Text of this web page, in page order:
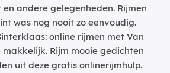
en andere gelegenheden. Rijmen
was nog nooit zo eenvoudig.
online rijmen met Van
Rijm mooie gedichten
uit deze gratis onlinerijmhulp.